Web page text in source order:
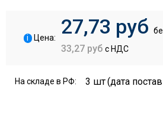
i Цена: 27,73 руб
33,27 руб с НДС
На складе в РФ: 3 шт(дата